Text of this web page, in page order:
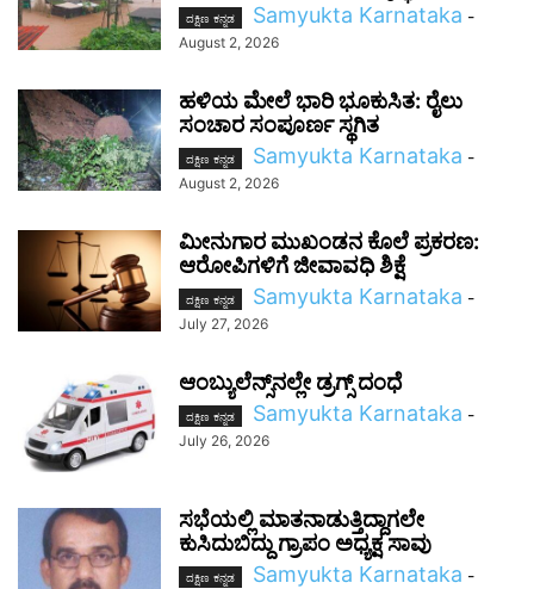
ದಕ್ಷಿಣ ಕನ್ನಡ Samyukta Karnataka -
August 2, 2026
ಹಳಿಯ ಮೇಲೆ ಭಾರಿ ಭೂಕುಸಿತ: ರೈಲು
ಸಂಚಾರ ಸಂಪೂರ್ಣ ಸ್ಥಗಿತ
ದಕ್ಷಿಣ ಕನ್ನಡ Samyukta Karnataka -
August 2, 2026
ಮೀನುಗಾರ ಮುಖಂಡನ ಕೊಲೆ ಪ್ರಕರಣ:
ಆರೋಪಿಗಳಿಗೆ ಜೀವಾವಧಿ ಶಿಕ್ಷೆ
ದಕ್ಷಿಣ ಕನ್ನಡ Samyukta Karnataka -
July 27, 2026
ಆಂಬ್ಯುಲೆನ್ಸ್‌ನಲ್ಲೇ ಡ್ರಗ್ಸ್ ದಂಧೆ
ದಕ್ಷಿಣ ಕನ್ನಡ Samyukta Karnataka -
July 26, 2026
ಸಭೆಯಲ್ಲಿ ಮಾತನಾಡುತ್ತಿದ್ದಾಗಲೇ
ಕುಸಿದುಬಿದ್ದು ಗ್ರಾಪಂ ಅಧ್ಯಕ್ಷ ಸಾವು
ದಕ್ಷಿಣ ಕನ್ನಡ Samyukta Karnataka -